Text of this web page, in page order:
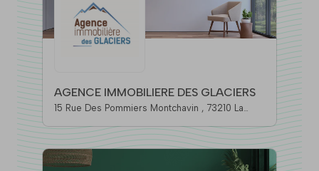
AGENCE IMMOBILIERE DES GLACIERS
15 Rue Des Pommiers Montchavin , 73210 La